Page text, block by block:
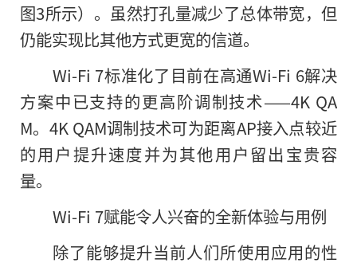
图3所示）。虽然打孔量减少了总体带宽，但
仍能实现比其他方式更宽的信道。
Wi-Fi 7标准化了目前在高通Wi-Fi 6解决
方案中已支持的更高阶调制技术——4K QA
M。4K QAM调制技术可为距离AP接入点较近
的用户提升速度并为其他用户留出宝贵容
量。
Wi-Fi 7赋能令人兴奋的全新体验与用例
除了能够提升当前人们所使用应用的性